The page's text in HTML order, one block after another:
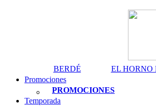
BERDÉ
EL HORNO
Promociones
PROMOCIONES
Temporada